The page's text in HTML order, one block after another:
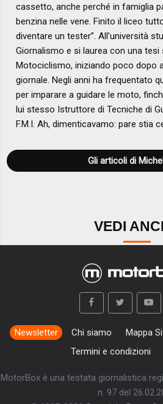
cassetto, anche perché in famiglia
benzina nelle vene. Finito il liceo
diventare un tester”. All’università
Giornalismo e si laurea con una tesi
Motociclismo, iniziando poco dopo
giornale. Negli anni ha frequentato
per imparare a guidare le moto,
lui stesso Istruttore di Tecniche di
F.M.I. Ah, dimenticavamo: pare stia
Gli articoli di
VEDI
Newsletter Chi siamo Mappa
Termini e condizioni
MotorBox è una testata giornalistica
n. 97 del